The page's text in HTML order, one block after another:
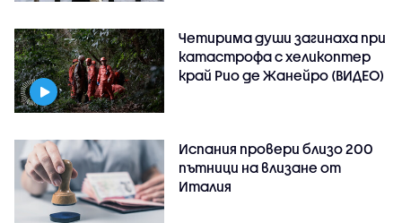
Четирима души загинаха при
катастрофа с хеликоптер
край Рио де Жанейро (ВИДЕО)
Испания провери близо 200
пътници на влизане от
Италия